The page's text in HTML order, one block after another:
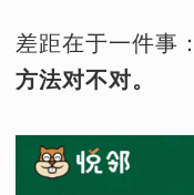
差距在于一件事：
方法对不对。